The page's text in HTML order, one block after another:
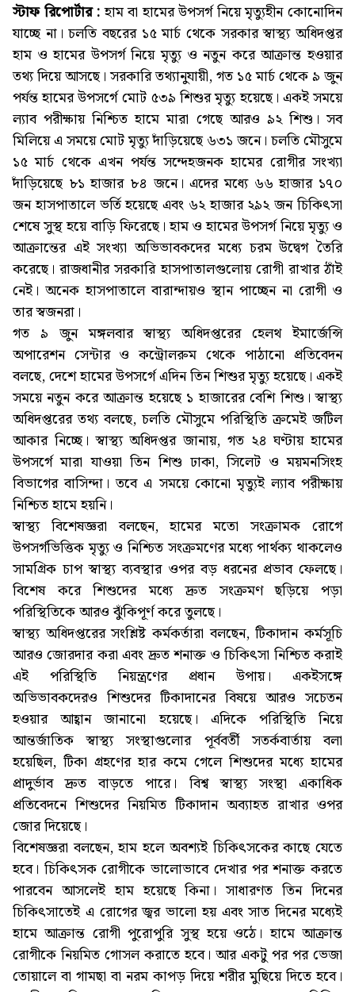
স্টাফ রিপোর্টার :হাম বা হামের উপসর্গ নিয়ে মৃত্যুহীন কোনোদিন
যাচ্ছে না। চলতি বছরের ১৫ মার্চ থেকে সরকার স্বাস্থ্য অধিদপ্তর
হাম ও হামের উপসর্গ নিয়ে মৃত্যু ও নতুন করে আক্রান্ত হওয়ার
তথ্য দিয়ে আসছে। সরকারি তথ্যানুযায়ী, গত ১৫ মার্চ থেকে ৯ জুন
পর্যন্ত হামের উপসর্গে মোট ৫৩৯ শিশুর মৃত্যু হয়েছে। একই সময়ে
ল্যাব পরীক্ষায় নিশ্চিত হামে মারা গেছে আরও ৯২ শিশু। সব
মিলিয়ে এ সময়ে মোট মৃত্যু দাঁড়িয়েছে ৬৩১ জনে। চলতি মৌসুমে
১৫ মার্চ থেকে এখন পর্যন্ত সন্দেহজনক হামের রোগীর সংখ্যা
দাঁড়িয়েছে ৮১ হাজার ৮৪ জনে। এদের মধ্যে ৬৬ হাজার ১৭০
জন হাসপাতালে ভর্তি হয়েছে এবং ৬২ হাজার ২৯২ জন চিকিৎসা
শেষে সুস্থ হয়ে বাড়ি ফিরেছে। হাম ও হামের উপসর্গ নিয়ে মৃত্যু ও
আক্রান্তের এই সংখ্যা অভিভাবকদের মধ্যে চরম উদ্বেগ তৈরি
করেছে। রাজধানীর সরকারি হাসপাতালগুলোয় রোগী রাখার ঠাঁই
নেই। অনেক হাসপাতালে বারান্দায়ও স্থান পাচ্ছেন না রোগী ও
তার স্বজনরা।
গত ৯ জুন মঙ্গলবার স্বাস্থ্য অধিদপ্তরের হেলথ ইমার্জেন্সি
অপারেশন সেন্টার ও কন্ট্রোলরুম থেকে পাঠানো প্রতিবেদন
বলছে, দেশে হামের উপসর্গে এদিন তিন শিশুর মৃত্যু হয়েছে। একই
সময়ে নতুন করে আক্রান্ত হয়েছে ১ হাজারের বেশি শিশু। স্বাস্থ্য
অধিদপ্তরের তথ্য বলছে, চলতি মৌসুমে পরিস্থিতি ক্রমেই জটিল
আকার নিচ্ছে। স্বাস্থ্য অধিদপ্তর জানায়, গত ২৪ ঘণ্টায় হামের
উপসর্গে মারা যাওয়া তিন শিশু ঢাকা, সিলেট ও ময়মনসিংহ
বিভাগের বাসিন্দা। তবে এ সময়ে কোনো মৃত্যুই ল্যাব পরীক্ষায়
নিশ্চিত হামে হয়নি।
স্বাস্থ্য বিশেষজ্ঞরা বলছেন, হামের মতো সংক্রামক রোগে
উপসর্গভিত্তিক মৃত্যু ও নিশ্চিত সংক্রমণের মধ্যে পার্থক্য থাকলেও
সামগ্রিক চাপ স্বাস্থ্য ব্যবস্থার ওপর বড় ধরনের প্রভাব ফেলছে।
বিশেষ করে শিশুদের মধ্যে দ্রুত সংক্রমণ ছড়িয়ে পড়া
পরিস্থিতিকে আরও ঝুঁকিপূর্ণ করে তুলছে।
স্বাস্থ্য অধিদপ্তরের সংশ্লিষ্ট কর্মকর্তারা বলছেন, টিকাদান কর্মসূচি
আরও জোরদার করা এবং দ্রুত শনাক্ত ও চিকিৎসা নিশ্চিত করাই
এই পরিস্থিতি নিয়ন্ত্রণের প্রধান উপায়। একইসঙ্গে
অভিভাবকদেরও শিশুদের টিকাদানের বিষয়ে আরও সচেতন
হওয়ার আহ্বান জানানো হয়েছে। এদিকে পরিস্থিতি নিয়ে
আন্তর্জাতিক স্বাস্থ্য সংস্থাগুলোর পূর্ববর্তী সতর্কবার্তায় বলা
হয়েছিল, টিকা গ্রহণের হার কমে গেলে শিশুদের মধ্যে হামের
প্রাদুর্ভাব দ্রুত বাড়তে পারে। বিশ্ব স্বাস্থ্য সংস্থা একাধিক
প্রতিবেদনে শিশুদের নিয়মিত টিকাদান অব্যাহত রাখার ওপর
জোর দিয়েছে।
বিশেষজ্ঞরা বলছেন, হাম হলে অবশ্যই চিকিৎসকের কাছে যেতে
হবে। চিকিৎসক রোগীকে ভালোভাবে দেখার পর শনাক্ত করতে
পারবেন আসলেই হাম হয়েছে কিনা। সাধারণত তিন দিনের
চিকিৎসাতেই এ রোগের জ্বর ভালো হয় এবং সাত দিনের মধ্যেই
হামে আক্রান্ত রোগী পুরোপুরি সুস্থ হয়ে ওঠে। হামে আক্রান্ত
রোগীকে নিয়মিত গোসল করাতে হবে। আর একটু পর পর ভেজা
তোয়ালে বা গামছা বা নরম কাপড় দিয়ে শরীর মুছিয়ে দিতে হবে।